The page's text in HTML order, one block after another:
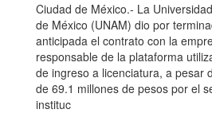
Ciudad de México.- La
de México (UNAM) dio por
anticipada el contrato con la
responsable de la plataforma
de ingreso a licenciatura, a pesar
de 69.1 millones de pesos por el
instituc